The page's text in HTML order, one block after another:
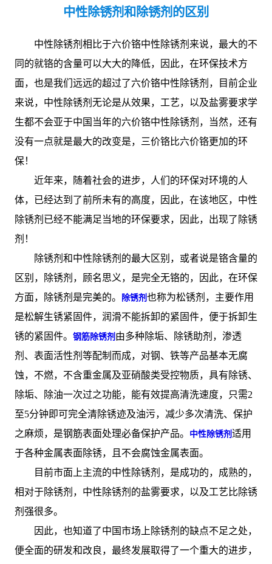
中性除锈剂和除锈剂的区别
中性除锈剂相比于六价铬中性除锈剂来说，最大的不
同的就铬的含量可以大大的降低，因此，在环保技术方
面，也是我们远远的超过了六价铬中性除锈剂，目前企业
来说，中性除锈剂无论是从效果，工艺，以及盐雾要求学
生都不会亚于中国当年的六价铬中性除锈剂，当然，还有
没有一点就是最大的改变是，三价铬比六价铬更加的环
保！
近年来，随着社会的进步，人们的环保对环境的人
体，已经达到了前所未有的高度，因此，在该地区，中性
除锈剂已经不能满足当地的环保要求，因此，出现了除锈
剂！
除锈剂和中性除锈剂的最大区别，或者说是铬含量的
区别，除锈剂，顾名思义，是完全无铬的，因此，在环保
方面，除锈剂是完美的。
除锈剂 也称为松锈剂，主要作用
是松解生锈紧固件，润滑不能拆卸的紧固件，便于拆卸生
锈的紧固件。 钢筋除锈剂 由多种除垢、除锈助剂，渗透
剂、表面活性剂等配制而成，对钢、铁等产品基本无腐
蚀，不燃，不含重金属及亚硝酸类受控物质，具有除锈、
除垢、除油一次过之功能，能有效提高清洗速度，只需2
至5分钟即可完全清除锈迹及油污，减少多次清洗、保护
之麻烦，是钢筋表面处理必备保护产品。
中性除锈剂 适用
于各种金属表面除锈，且不会腐蚀金属表面。
目前市面上主流的中性除锈剂，是成功的，成熟的，
相对于除锈剂，中性除锈剂的盐雾要求，以及工艺比除锈
剂强很多。
因此，也知道了中国市场上除锈剂的缺点不足之处，
便全面的研发和改良，最终发展取得了一个重大的进步，